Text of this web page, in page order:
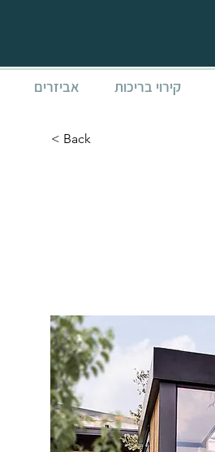
קירוי בריכות אביזרים
< Back